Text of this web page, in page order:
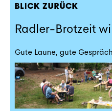
BLICK ZURÜCK
Radler-Brotzeit
Gute Laune, gute